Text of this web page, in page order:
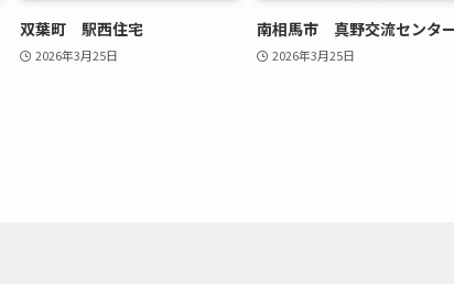
双葉町 駅西住宅
2026年3月25日
南相馬市 真野交流センタ
2026年3月25日